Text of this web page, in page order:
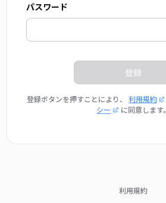
パスワード
登録
登録ボタンを押すことにより、 利用規約
シー
に同意します。
利用規約